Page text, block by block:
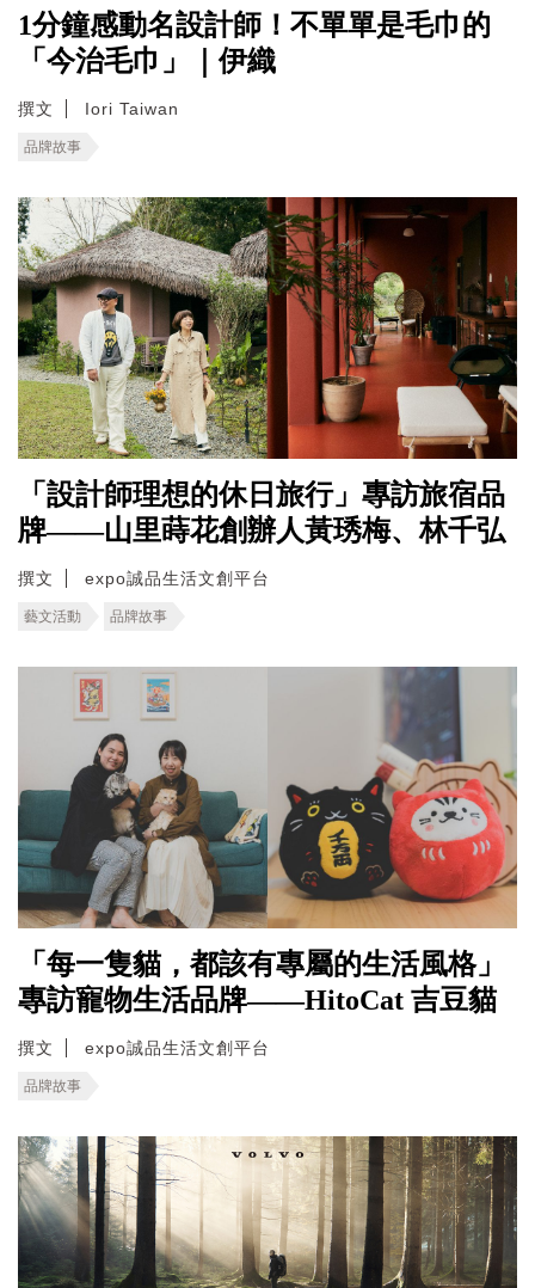
1分鐘感動名設計師！不單單是毛巾的
「今治毛巾」｜伊織
撰文 Iori Taiwan
品牌故事
「設計師理想的休日旅行」專訪旅宿品
牌——山里蒔花創辦人黃琇梅、林千弘
撰文 expo誠品生活文創平台
藝文活動 品牌故事
「每一隻貓，都該有專屬的生活風格」
專訪寵物生活品牌——HitoCat 吉豆貓
撰文 expo誠品生活文創平台
品牌故事